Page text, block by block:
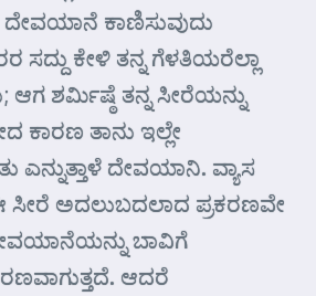
ಕಾಣಿಸುವುದು
ಸದ್ದು ಕೇಳಿ ತನ್ನ ಗೆಳತಿಯರೆಲ್ಲಾ
ಶರ್ಮಿಷ್ಠೆ ತನ್ನ ಸೀರೆಯನ್ನು
ಕಾರಣ ತಾನು ಇಲ್ಲೇ
ದೇವಯಾನಿ. ವ್ಯಾಸ
ಸೀರೆ ಅದಲುಬದಲಾದ ಪ್ರಕರಣವೇ
ಬಾವಿಗೆ
ಆದರೆ